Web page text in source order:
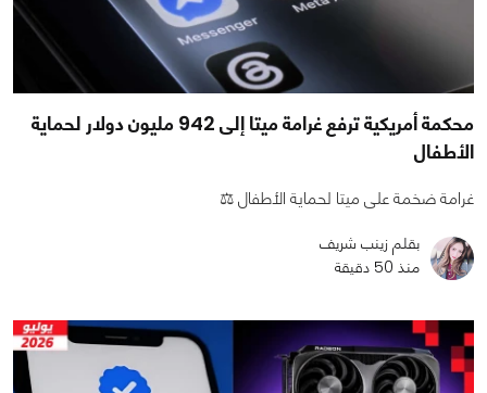
محكمة أمريكية ترفع غرامة ميتا إلى 942 مليون دولار لحماية
الأطفال
غرامة ضخمة على ميتا لحماية الأطفال ⚖️
بقلم زينب شريف
منذ 50 دقيقة